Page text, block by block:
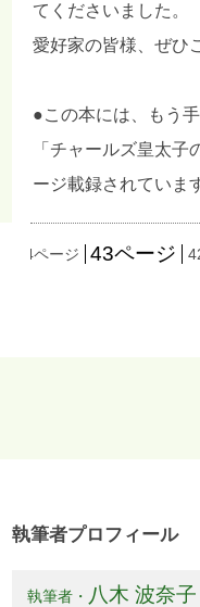
てくださいました。
愛好家の皆様、ぜひ
●この本には、もう
「チャールズ皇太
ージ載録されていま
44ページ 43ページ
執筆者プロフィール
執筆者・ 八木 波奈子